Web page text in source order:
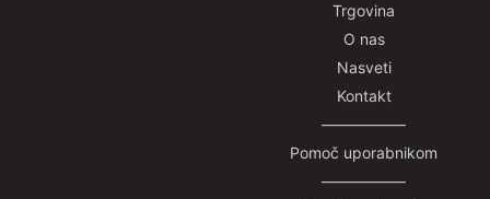
Trgovina
O nas
Nasveti
Kontakt
—————–
Pomoč uporabnikom
—————–